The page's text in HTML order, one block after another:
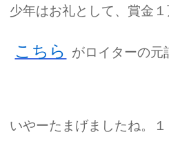
少年はお礼として、賞金
こちら がロイターの元
いやーたまげましたね。